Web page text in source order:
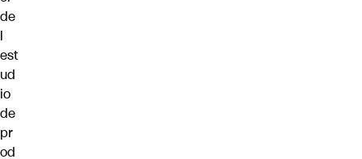
de
l
est
ud
io
de
pr
od